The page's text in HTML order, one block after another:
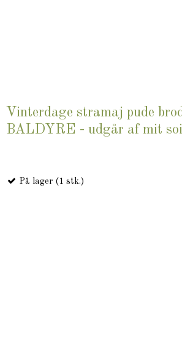
Vinterdage stramaj pude
BALDYRE - udgår af mit
På lager (1 stk.)